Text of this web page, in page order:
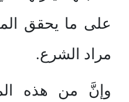
على ما يحقق
مراد الشرع.
وإنَّ من هذه